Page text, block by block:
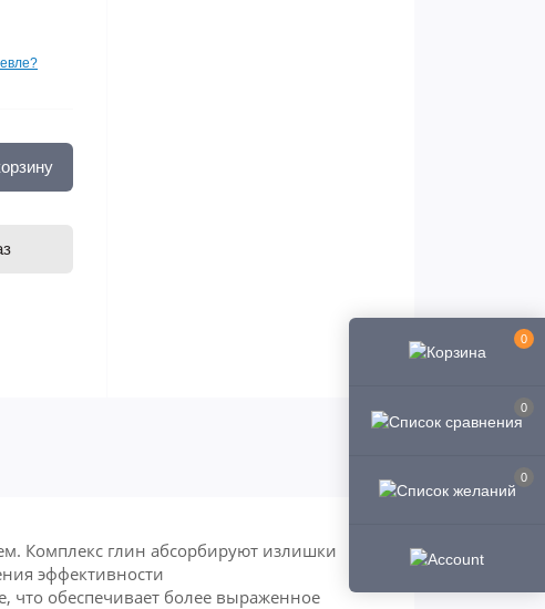
0
0
0
Комплекс глин абсорбируют излишки
эффективности
что обеспечивает более выраженное